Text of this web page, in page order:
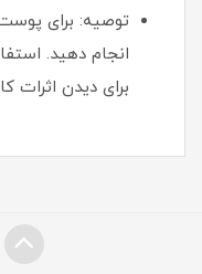
توصیه: برای
برای دیدن